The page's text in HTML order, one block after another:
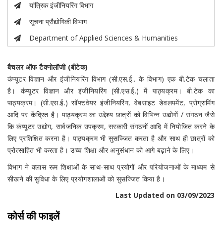
यांत्रिक इंजीनियरिंग विभाग
सूचना प्रौद्योगिकी विभाग
Department of Applied Sciences & Humanities
बैचलर ऑफ टैक्नोलॉजी (बीटेक)
कंप्यूटर विज्ञान और इंजीनियरिंग विभाग (सी.एस.ई.. के विभाग) एक बी.टेक चलाता
है। कंप्यूटर विज्ञान और इंजीनियरिंग (सी.एस.ई.) में पाठ्यक्रम। बी.टेक का
पाठ्यक्रम। (सी.एस.ई.) सॉफ्टवेयर इंजीनियरिंग, वेबसाइट डेवलपमेंट, प्रोग्रामिंग
आदि पर केंद्रित है। पाठ्यक्रम का उद्देश्य छात्रों को विभिन्न उद्योगों / संगठन जैसे
कि कंप्यूटर उद्योग, सार्वजनिक उपक्रम, सरकारी संगठनों आदि में नियोजित करने के
लिए प्रशिक्षित करना है। पाठ्यक्रम भी सुसज्जित करता है और साथ ही छात्रों को
प्रोत्साहित भी करता है। उच्च शिक्षा और अनुसंधान को आगे बढ़ाने के लिए।
विभाग ने क्लास रूम शिक्षाओं के साथ-साथ प्रयोगों और परियोजनाओं के माध्यम से
सीखने की सुविधा के लिए प्रयोगशालाओं को सुसज्जित किया है।
Last Updated on 03/09/2023
कोर्स की फाइलें